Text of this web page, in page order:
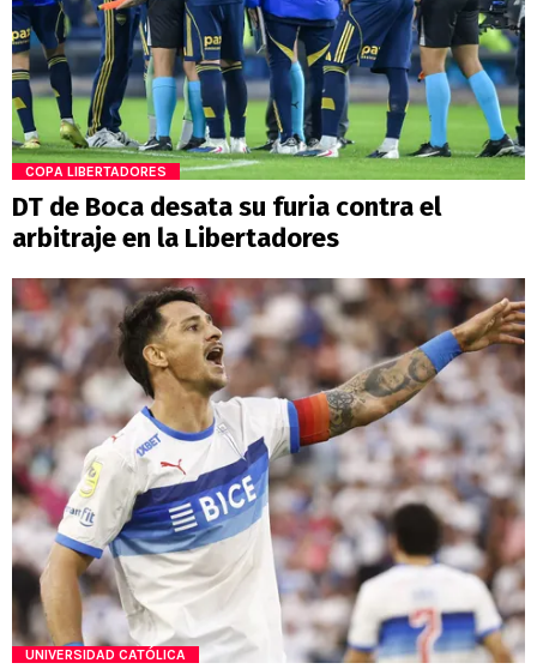
COPA LIBERTADORES
DT de Boca desata su furia contra el
arbitraje en la Libertadores
UNIVERSIDAD CATÓLICA